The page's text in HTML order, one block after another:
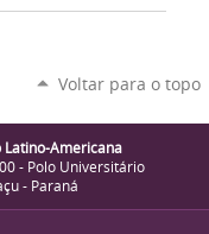
Voltar para o topo
Latino-Americana
- Polo Universitário
- Paraná